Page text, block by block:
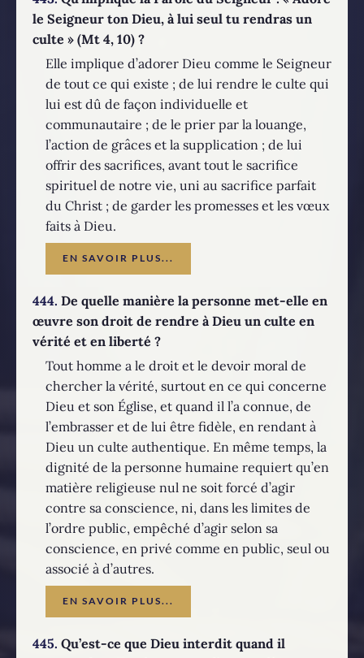
le Seigneur ton Dieu, à lui seul tu rendras un
culte » (Mt 4, 10) ?
Elle implique d’adorer Dieu comme le Seigneur
de tout ce qui existe ; de lui rendre le culte qui
lui est dû de façon individuelle et
communautaire ; de le prier par la louange,
l’action de grâces et la supplication ; de lui
offrir des sacrifices, avant tout le sacrifice
spirituel de notre vie, uni au sacrifice parfait
du Christ ; de garder les promesses et les vœux
faits à Dieu.
EN SAVOIR PLUS...
444. De quelle manière la personne met-elle en
œuvre son droit de rendre à Dieu un culte en
vérité et en liberté ?
Tout homme a le droit et le devoir moral de
chercher la vérité, surtout en ce qui concerne
Dieu et son Église, et quand il l’a connue, de
l’embrasser et de lui être fidèle, en rendant à
Dieu un culte authentique. En même temps, la
dignité de la personne humaine requiert qu’en
matière religieuse nul ne soit forcé d’agir
contre sa conscience, ni, dans les limites de
l’ordre public, empêché d’agir selon sa
conscience, en privé comme en public, seul ou
associé à d’autres.
EN SAVOIR PLUS...
445. Qu’est-ce que Dieu interdit quand il